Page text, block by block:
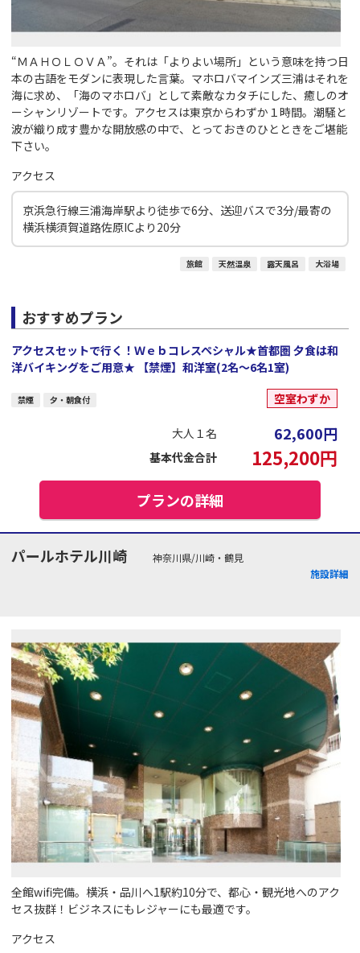
“ＭＡＨＯＬＯＶＡ”。それは「よりよい場所」という意味を持つ日
本の古語をモダンに表現した言葉。マホロバマインズ三浦はそれを
海に求め、「海のマホロバ」として素敵なカタチにした、癒しのオ
ーシャンリゾートです。アクセスは東京からわずか１時間。潮騒と
波が織り成す豊かな開放感の中で、とっておきのひとときをご堪能
下さい。
アクセス
京浜急行線三浦海岸駅より徒歩で6分、送迎バスで3分/最寄の
横浜横須賀道路佐原ICより20分
旅館 天然温泉 露天風呂 大浴場
おすすめプラン
アクセスセットで行く！Ｗｅｂコレスペシャル★首都圏 夕食は和
洋バイキングをご用意★ 【禁煙】和洋室(2名～6名1室)
禁煙 夕・朝食付 空室わずか
大人１名 62,600円
基本代金合計 125,200円
プランの詳細
パールホテル川崎
神奈川県/川崎・鶴見
施設詳細
全館wifi完備。横浜・品川へ1駅約10分で、都心・観光地へのアク
セス抜群！ビジネスにもレジャーにも最適です。
アクセス